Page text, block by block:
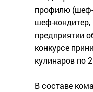
профилю
шеф-
предприятии
конкурсе
кулинаров по
В составе